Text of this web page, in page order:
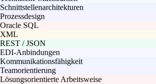
Schnittstellenarchitekturen
Prozessdesign
Oracle SQL
XML
REST / JSON
EDI-Anbindungen
Kommunikationsfähigkeit
Teamorientierung
Lösungsorientierte Arbeitsweise